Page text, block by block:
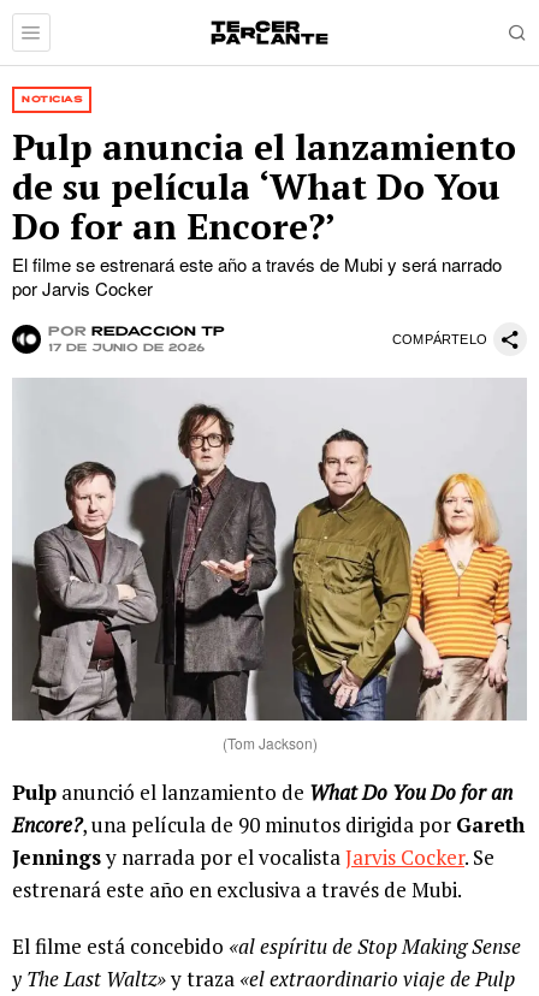
NOTICIAS
Pulp anuncia el lanzamiento
de su película ‘What Do You
Do for an Encore?’
El filme se estrenará este año a través de Mubi y será narrado
por Jarvis Cocker
por Redacción TP
17 de junio de 2026
COMPÁRTELO
(Tom Jackson)
Pulp anunció el lanzamiento de What Do You Do for an
Encore?, una película de 90 minutos dirigida por Gareth
Jenningsy narrada por el vocalistaJarvis Cocker. Se
estrenará este año en exclusiva a través de Mubi.
El filme está concebido «al espíritu de Stop Making Sense
y The Last Waltz»y traza «el extraordinario viaje de Pulp